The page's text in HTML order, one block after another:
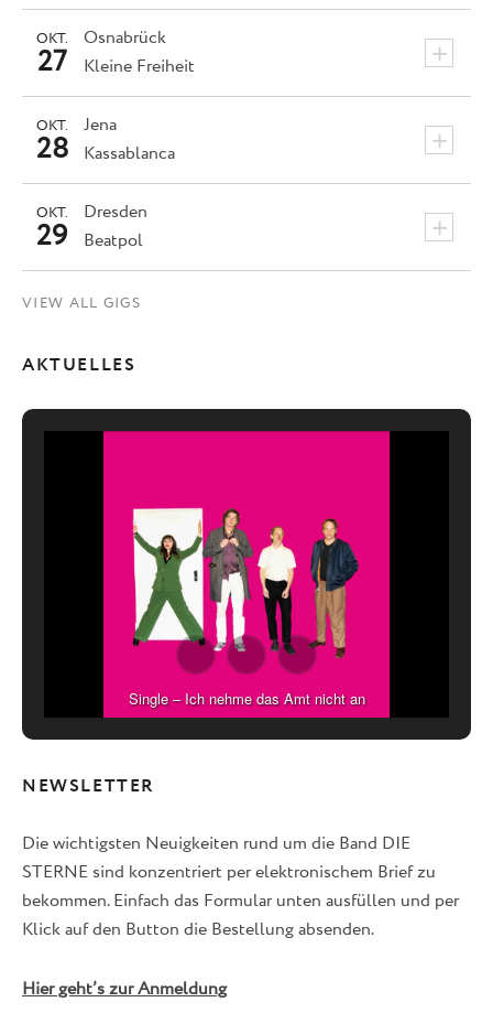
Osnabrück +
OKT.
27 Kleine Freiheit
Jena +
OKT.
28 Kassablanca
Dresden +
OKT.
29 Beatpol
VIEW ALL GIGS
AKTUELLES
Single – Ich nehme das Amt nicht an
NEWSLETTER
Die wichtigsten Neuigkeiten rund um die Band DIE
STERNE sind konzentriert per elektronischem Brief zu
bekommen. Einfach das Formular unten ausfüllen und per
Klick auf den Button die Bestellung absenden.
Hier geht’s zur Anmeldung